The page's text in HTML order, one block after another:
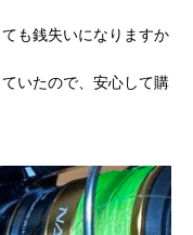
も銭失いになりますか
いたので、安心して購